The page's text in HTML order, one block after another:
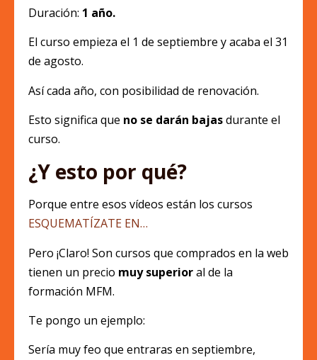
Duración: 1 año.
El curso empieza el 1 de septiembre y acaba el 31
de agosto.
Así cada año, con posibilidad de renovación.
Esto significa que no se darán bajasdurante el
curso.
¿Y esto por qué?
Porque entre esos vídeos están los cursos
ESQUEMATÍZATE EN…
Pero ¡Claro! Son cursos que comprados en la web
tienen un precio muy superioral de la
formación MFM.
Te pongo un ejemplo:
Sería muy feo que entraras en septiembre,